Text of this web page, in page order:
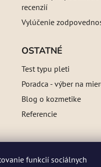
funkcií sociálnych
recenzií
Vylúčenie
OSTATNÉ
Test typu pleti
Poradca - výber na
Blog o kozmetike
Referencie